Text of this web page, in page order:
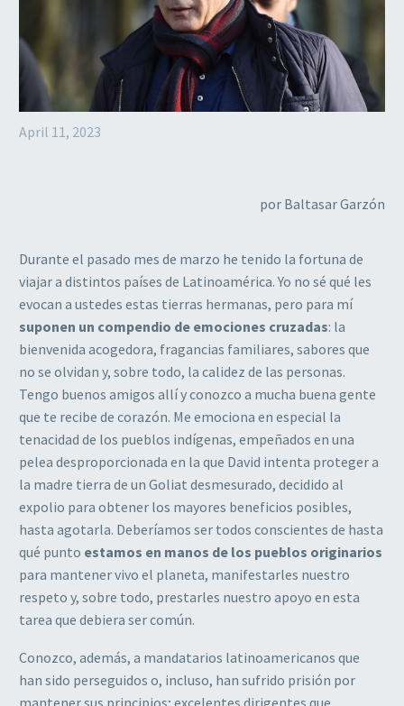
April 11, 2023
por Baltasar Garzón
Durante el pasado mes de marzo he tenido la fortuna de
viajar a distintos países de Latinoamérica. Yo no sé qué les
evocan a ustedes estas tierras hermanas, pero para mí
suponen un compendio de emociones cruzadas: la
bienvenida acogedora, fragancias familiares, sabores que
no se olvidan y, sobre todo, la calidez de las personas.
Tengo buenos amigos allí y conozco a mucha buena gente
que te recibe de corazón. Me emociona en especial la
tenacidad de los pueblos indígenas, empeñados en una
pelea desproporcionada en la que David intenta proteger a
la madre tierra de un Goliat desmesurado, decidido al
expolio para obtener los mayores beneficios posibles,
hasta agotarla. Deberíamos ser todos conscientes de hasta
qué punto estamos en manos de los pueblos originarios
para mantener vivo el planeta, manifestarles nuestro
respeto y, sobre todo, prestarles nuestro apoyo en esta
tarea que debiera ser común.
Conozco, además, a mandatarios latinoamericanos que
han sido perseguidos o, incluso, han sufrido prisión por